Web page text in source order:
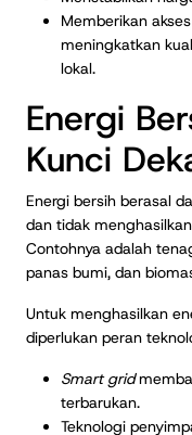
Memberikan
meningkatkan
lokal.
Energi
Kunci
Energi bersih berasal
dan tidak
Contohnya adalah
panas bumi, dan
Untuk menghasilkan
diperlukan peran
Smart grid
terbarukan.
Teknologi